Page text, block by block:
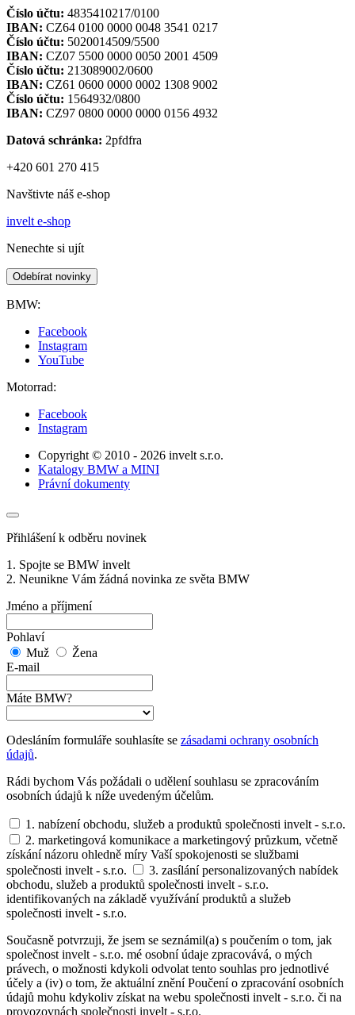
Číslo účtu: 4835410217/0100
IBAN: CZ64 0100 0000 0048 3541 0217
Číslo účtu: 5020014509/5500
IBAN: CZ07 5500 0000 0050 2001 4509
Číslo účtu: 213089002/0600
IBAN: CZ61 0600 0000 0002 1308 9002
Číslo účtu: 1564932/0800
IBAN: CZ97 0800 0000 0000 0156 4932
Datová schránka: 2pfdfra
+420 601 270 415
Navštivte náš e-shop
invelt e-shop
Nenechte si ujít
Odebírat novinky
BMW:
Facebook
Instagram
YouTube
Motorrad:
Facebook
Instagram
Copyright © 2010 - 2026 invelt s.r.o.
Katalogy BMW a MINI
Právní dokumenty
Přihlášení k odběru novinek
1. Spojte se BMW invelt
2. Neunikne Vám žádná novinka ze světa BMW
Jméno a příjmení
Pohlaví
Muž
Žena
E-mail
Máte BMW?
Odesláním formuláře souhlasíte se zásadami ochrany osobních
údajů.
Rádi bychom Vás požádali o udělení souhlasu se zpracováním
osobních údajů k níže uvedeným účelům.
1. nabízení obchodu, služeb a produktů společnosti invelt - s.r.o.
2. marketingová komunikace a marketingový průzkum, včetně
získání názoru ohledně míry Vaší spokojenosti se službami
společnosti invelt - s.r.o.
3. zasílání personalizovaných nabídek
obchodu, služeb a produktů společnosti invelt - s.r.o.
identifikovaných na základě využívání produktů a služeb
společnosti invelt - s.r.o.
Současně potvrzuji, že jsem se seznámil(a) s poučením o tom, jak
společnost invelt - s.r.o. mé osobní údaje zpracovává, o mých
právech, o možnosti kdykoli odvolat tento souhlas pro jednotlivé
účely a (iv) o tom, že aktuální znění Poučení o zpracování osobních
údajů mohu kdykoliv získat na webu společnosti invelt - s.r.o. či na
provozovnách společnosti invelt - s.r.o.